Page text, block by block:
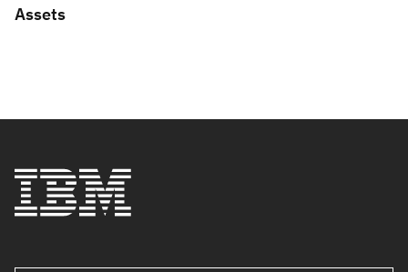
Assets